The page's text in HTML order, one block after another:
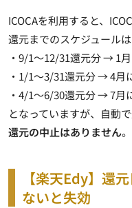
ICOCAを利用すると、
還元までのスケジュール
・9/1～12/31還元分 → 1
・1/1～3/31還元分 → 4月
・4/1～6/30還元分 → 7月
となっていますが、自動
還元の中止はありません。
【楽天Edy】還
ないと失効